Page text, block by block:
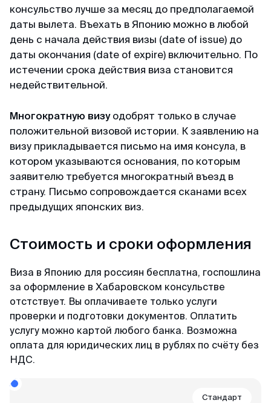
Без заморочек
Оформили keta быстрее чем ожидал и никакой
головной боли.
Александра
Отзыв с Google · 2024
Доступные цены
Спасибо визовому центру за оперативную
работу и доступные цены) Подали заявку на
КЕТУ в Корею. Сотрудники центра проверили
разрешение КЕТА. Очень быстро!
Гордей
Отзыв с Telegram · 2024
Меньше чем за день
Все не просто отлично, а даже потрясающе.
быстро и вежливо, всем рекомендую!
консульство лучше за месяц до предполагаемой
даты вылета. Въехать в Японию можно в любой
день с начала действия визы (date of issue) до
даты окончания (date of expire) включительно. По
истечении срока действия виза становится
недействительной.
Многократную визуодобрят только в случае
положительной визовой истории. К заявлению на
визу прикладывается письмо на имя консула, в
котором указываются основания, по которым
заявителю требуется многократный въезд в
страну. Письмо сопровождается сканами всех
предыдущих японских виз.
Стоимость и сроки оформления
Виза в Японию для россиян бесплатна, госпошлина
за оформление в Хабаровском консульстве
отстствует. Вы оплачиваете только услуги
проверки и подготовки документов. Оплатить
услугу можно картой любого банка. Возможна
оплата для юридических лиц в рублях по счёту без
НДС.
Стандарт